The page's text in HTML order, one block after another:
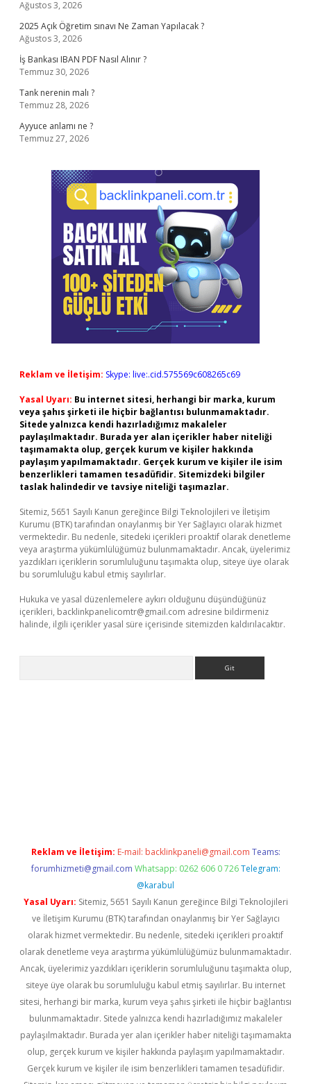
Ağustos 3, 2026
2025 Açık Öğretim sınavı Ne Zaman Yapılacak ?
Ağustos 3, 2026
İş Bankası IBAN PDF Nasıl Alınır ?
Temmuz 30, 2026
Tank nerenin malı ?
Temmuz 28, 2026
Ayyuce anlamı ne ?
Temmuz 27, 2026
Reklam ve İletişim: Skype: live:.cid.575569c608265c69
Yasal Uyarı: Bu internet sitesi, herhangi bir marka, kurum
veya şahıs şirketi ile hiçbir bağlantısı bulunmamaktadır.
Sitede yalnızca kendi hazırladığımız makaleler
paylaşılmaktadır. Burada yer alan içerikler haber niteliği
taşımamakta olup, gerçek kurum ve kişiler hakkında
paylaşım yapılmamaktadır. Gerçek kurum ve kişiler ile isim
benzerlikleri tamamen tesadüfidir. Sitemizdeki bilgiler
taslak halindedir ve tavsiye niteliği taşımazlar.
Sitemiz, 5651 Sayılı Kanun gereğince Bilgi Teknolojileri ve İletişim
Kurumu (BTK) tarafından onaylanmış bir Yer Sağlayıcı olarak hizmet
vermektedir. Bu nedenle, sitedeki içerikleri proaktif olarak denetleme
veya araştırma yükümlülüğümüz bulunmamaktadır. Ancak, üyelerimiz
yazdıkları içeriklerin sorumluluğunu taşımakta olup, siteye üye olarak
bu sorumluluğu kabul etmiş sayılırlar.
Hukuka ve yasal düzenlemelere aykırı olduğunu düşündüğünüz
içerikleri, backlinkpanelicomtr@gmail.com adresine bildirmeniz
halinde, ilgili içerikler yasal süre içerisinde sitemizden kaldırılacaktır.
Reklam ve İletişim: E-mail: backlinkpaneli@gmail.com Teams:
forumhizmeti@gmail.com Whatsapp: 0262 606 0 726 Telegram:
@karabul
Yasal Uyarı: Sitemiz, 5651 Sayılı Kanun gereğince Bilgi Teknolojileri
ve İletişim Kurumu (BTK) tarafından onaylanmış bir Yer Sağlayıcı
olarak hizmet vermektedir. Bu nedenle, sitedeki içerikleri proaktif
olarak denetleme veya araştırma yükümlülüğümüz bulunmamaktadır.
Ancak, üyelerimiz yazdıkları içeriklerin sorumluluğunu taşımakta olup,
siteye üye olarak bu sorumluluğu kabul etmiş sayılırlar. Bu internet
sitesi, herhangi bir marka, kurum veya şahıs şirketi ile hiçbir bağlantısı
bulunmamaktadır. Sitede yalnızca kendi hazırladığımız makaleler
paylaşılmaktadır. Burada yer alan içerikler haber niteliği taşımamakta
olup, gerçek kurum ve kişiler hakkında paylaşım yapılmamaktadır.
Gerçek kurum ve kişiler ile isim benzerlikleri tamamen tesadüfidir.